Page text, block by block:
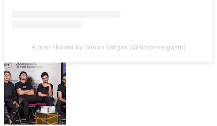
A post shared by Simón Vargas (@simonvargasm)